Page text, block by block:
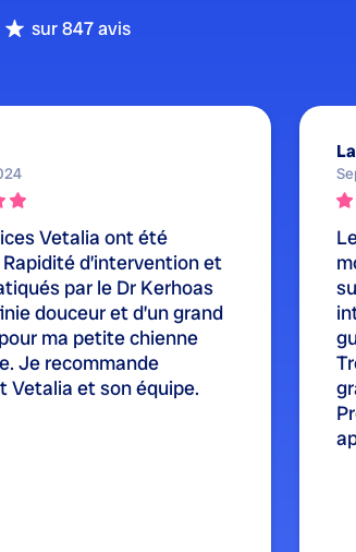
sur 847 avis
Vetalia ont été
d’intervention et
par le Dr Kerhoas
douceur et d’un grand
ma petite chienne
Je recommande
Vetalia et son équipe.